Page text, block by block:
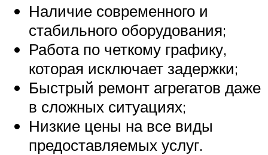
Наличие современного и
стабильного оборудования;
Работа по четкому графику,
которая исключает задержки;
Быстрый ремонт агрегатов даже
в сложных ситуациях;
Низкие цены на все виды
предоставляемых услуг.